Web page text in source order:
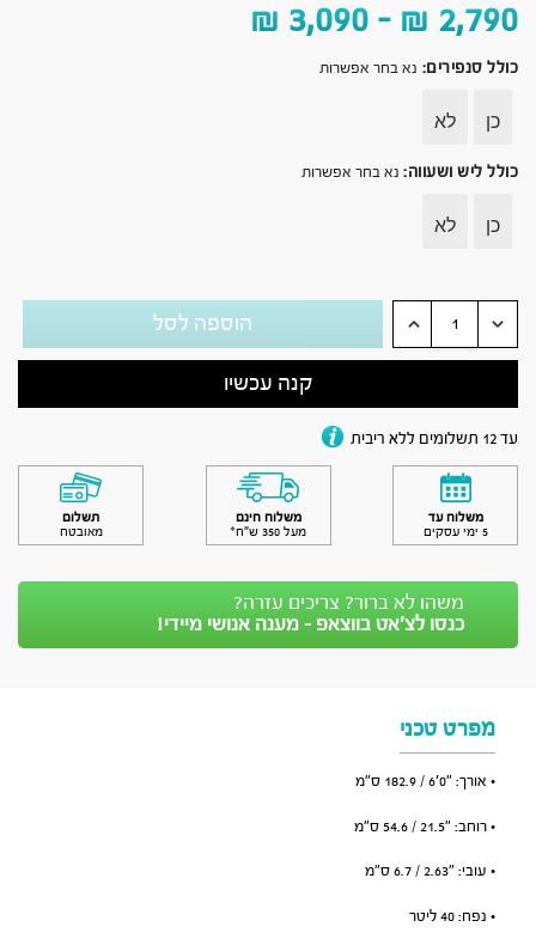
₪ 2,790
–
₪ 3,090
כולל סנפירים: נא בחר אפשרות
כן לא
כולל ליש ושעווה: נא בחר אפשרות
כן לא
הוספה לסל
קנה עכשיו
עד 12 תשלומים ללא ריבית
משלוח עד
5 ימי עסקים
משלוח חינם
מעל 350 ש״ח*
תשלום
מאובטח
משהו לא ברור? צריכים עזרה?
כנסו לצ’אט בווצאפ - מענה אנושי מיידי!
מפרט טכני
• אורך: ״0׳6 / 182.9 ס״מ
• רוחב: ״21.5 / 54.6 ס״מ
• עובי: ״2.63 / 6.7 ס״מ
• נפח: 40 ליטר